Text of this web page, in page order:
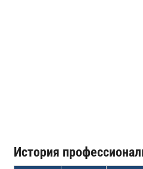
История